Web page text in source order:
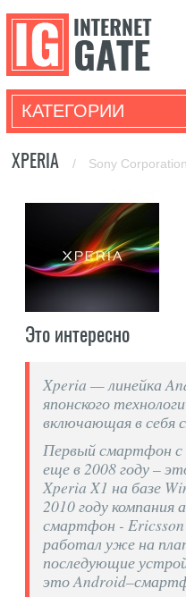
КАТЕГОРИИ
XPERIA / Sony Corporation
Это интересно
Xperia — линейка
японского
включающая в
Первый смартфон с
еще в 2008 году –
Xperia X1 на базе
2010 году компания
смартфон -
работал уже на
последующие
это